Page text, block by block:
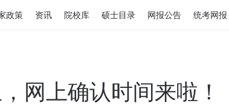
政策 资讯 院校库 硕士目录 网报公告 统考网报
网上确认时间来啦！